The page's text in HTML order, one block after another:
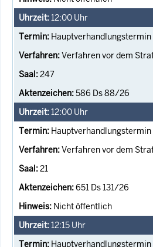
12:00 Uhr
Hauptverhandlungstermin
Verfahren vor dem
247
586 Ds 88/26
12:00 Uhr
Hauptverhandlungstermin
Verfahren vor dem
21
651 Ds 131/26
Nicht öffentlich
12:15 Uhr
Hauptverhandlungstermin